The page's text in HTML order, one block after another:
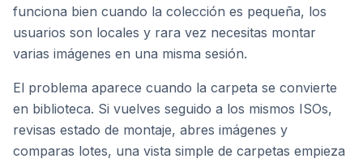
funciona bien cuando la colección es pequeña, los
usuarios son locales y rara vez necesitas montar
varias imágenes en una misma sesión.
El problema aparece cuando la carpeta se convierte
en biblioteca. Si vuelves seguido a los mismos ISOs,
revisas estado de montaje, abres imágenes y
comparas lotes, una vista simple de carpetas empieza